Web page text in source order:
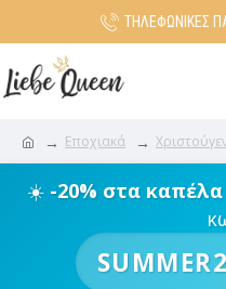
ΤΗΛΕΦΩΝΙΚΕΣ
Εποχιακά
☀️ -20% στα καπέλα